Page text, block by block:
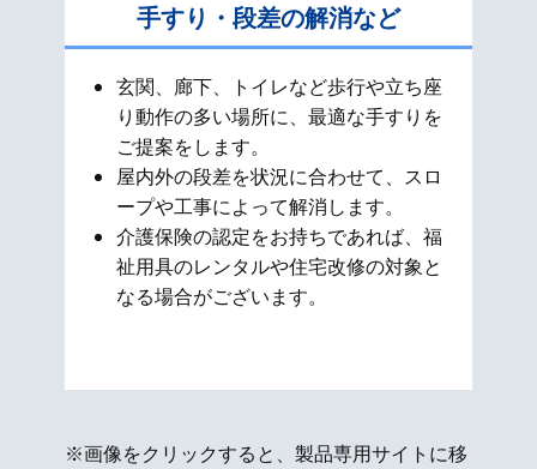
手すり・段差の解消など
玄関、廊下、トイレなど歩行や立ち座
り動作の多い場所に、最適な手すりを
ご提案をします。
屋内外の段差を状況に合わせて、スロ
ープや工事によって解消します。
介護保険の認定をお持ちであれば、福
祉用具のレンタルや住宅改修の対象と
なる場合がございます。
※画像をクリックすると、製品専用サイトに移